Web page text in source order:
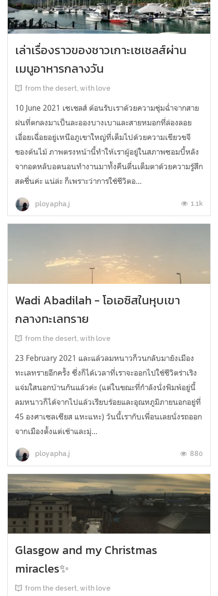
เล่าเรื่องราวของชาวเกาะเซเชลส์ผ่าน
เมนูอาหารกลางวัน
from the desert, with love
10 June 2021 เซเชลส์ ต้อนรับเราด้วยความชุ่มฉ่ำจากสาย
ฝนที่ตกลงมาเป็นละอองบางเบาและสายหมอกที่ล่องลอย
เอื่อยเฉื่อยอยู่เหนือภูเขาใหญ่ที่เต็มไปด้วยความเขียวขจี
ของต้นไม้ ภาพตรงหน้านี้ทำให้เราผู้อยู่ในสภาพซอมบี้หลัง
จากอดหลับอดนอนทำงานมาทั้งคืนตื่นเต็มตาด้วยความรู้สึก
สดชื่นค่ะ แน่ล่ะ ก็เพราะว่าการใช้ชีวิตอ...
ployapha.j 1.1k
Wadi Abadilah - โอเอซิสในหุบเขา
กลางทะเลทราย
from the desert, with love
23 February 2021 และแล้วลมหนาวก็วนกลับมายังเมือง
ทะเลทรายอีกครั้ง ซึ่งก็ได้เวลาที่เราจะออกไปใช้ชีวิตร่าเริง
แจ่มใสนอกบ้านกันแล้วค่ะ (แต่ในขณะที่กำลังนั่งพิมพ์อยู่นี้
ลมหนาวก็ได้จากไปแล้วเรียบร้อยและอุณหภูมิภายนอกอยู่ที่
45 องศาเซลเซียส แหะแหะ) วันนี้เรากับเพื่อนเลยนั่งรถออก
จากเมืองตั้งแต่เช้าและมุ่...
ployapha.j 880
Glasgow and my Christmas
miracles✨
from the desert, with love